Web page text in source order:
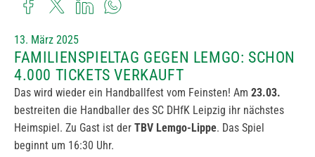
13. März 2025
FAMILIENSPIELTAG GEGEN LEMGO: SCHON
4.000 TICKETS VERKAUFT
Das wird wieder ein Handballfest vom Feinsten! Am 23.03.
bestreiten die Handballer des SC DHfK Leipzig ihr nächstes
Heimspiel. Zu Gast ist der TBV Lemgo-Lippe. Das Spiel
beginnt um 16:30 Uhr.